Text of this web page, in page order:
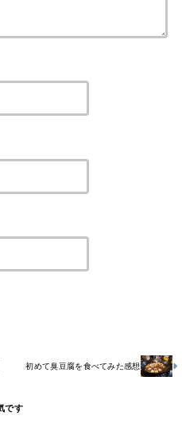
初めて臭豆腐を食べてみた感想